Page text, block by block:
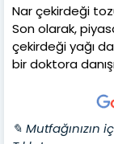
Nar çekirdeği
Son olarak,
çekirdeği yağı
bir doktora
✎